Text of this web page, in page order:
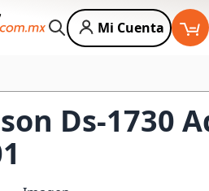
Buscar
Mi Cuenta
Ds-1730